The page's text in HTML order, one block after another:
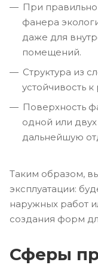
При
фанера
даже для
помещений.
Структура из
устойчивость
Поверхность
одной или
дальнейшую
Таким образом,
эксплуатации:
наружных работ
создания форм
Сферы